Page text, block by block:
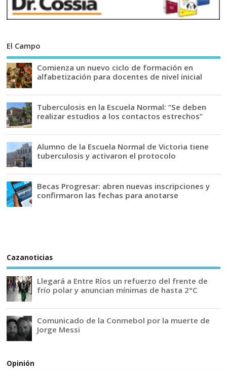
El Campo
Comienza un nuevo ciclo de formación en
alfabetización para docentes de nivel inicial
Tuberculosis en la Escuela Normal: “Se deben
realizar estudios a los contactos estrechos”
Alumno de la Escuela Normal de Victoria tiene
tuberculosis y activaron el protocolo
Becas Progresar: abren nuevas inscripciones y
confirmaron las fechas para anotarse
Cazanoticias
Llegará a Entre Ríos un refuerzo del frente de
frío polar y anuncian mínimas de hasta 2°C
Comunicado de la Conmebol por la muerte de
Jorge Messi
Opinión